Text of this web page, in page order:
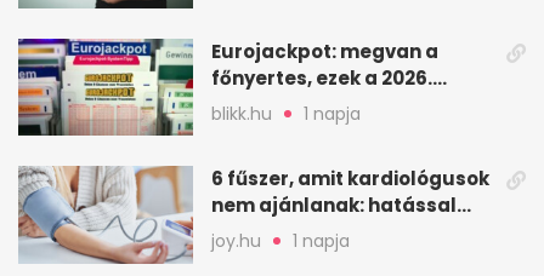
Eurojackpot: megvan a
főnyertes, ezek a 2026.
augusztus 7-i számok
blikk.hu 1 napja
6 fűszer, amit kardiológusok
nem ajánlanak: hatással
lehet a vérnyomásra
joy.hu 1 napja